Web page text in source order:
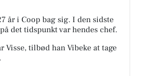
år i Coop bag sig. I den sidste
det tidspunkt var hendes chef.
Visse, tilbød han Vibeke at tage